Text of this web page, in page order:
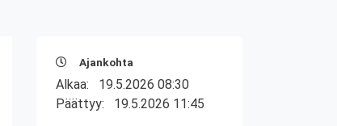
Ajankohta
Alkaa: 19.5.2026 08:30
Päättyy: 19.5.2026 11:45